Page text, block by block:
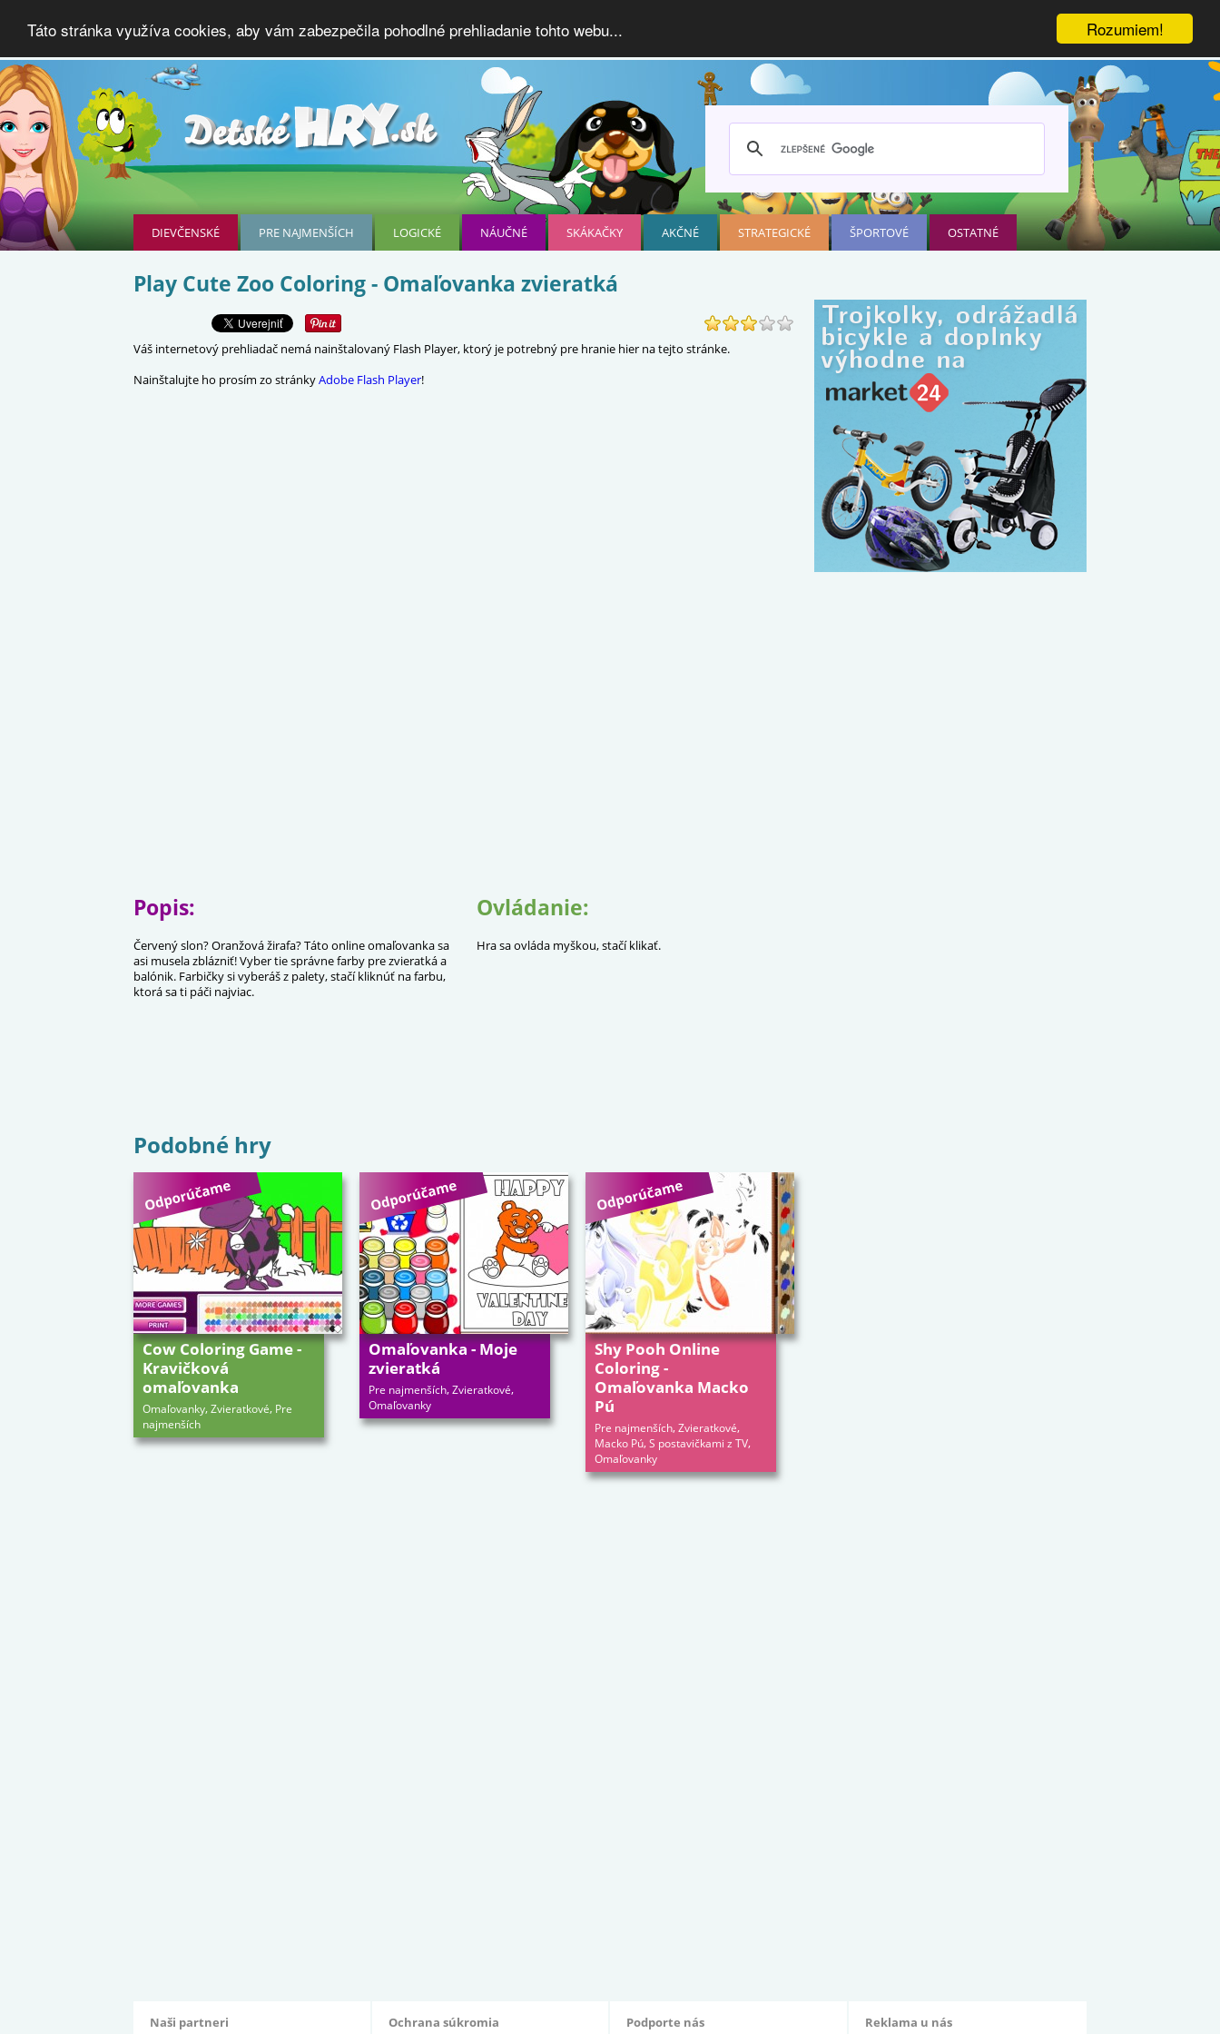
Rozumiem!
Táto stránka využíva cookies, aby vám zabezpečila pohodlné prehliadanie tohto webu...
DIEVČENSKÉ PRE NAJMENŠÍCH LOGICKÉ NÁUČNÉ SKÁKAČKY AKČNÉ STRATEGICKÉ ŠPORTOVÉ OSTATNÉ
Play Cute Zoo Coloring - Omaľovanka zvieratká
Váš internetový prehliadač nemá nainštalovaný Flash Player, ktorý je potrebný pre hranie hier na tejto stránke.
Nainštalujte ho prosím zo stránkyAdobe Flash Player!
Popis:
Červený slon? Oranžová žirafa? Táto online omaľovanka sa
asi musela zblázniť! Vyber tie správne farby pre zvieratká a
balónik. Farbičky si vyberáš z palety, stačí kliknúť na farbu,
ktorá sa ti páči najviac.
Ovládanie:
Hra sa ovláda myškou, stačí klikať.
Podobné hry
Cow Coloring Game -
Kravičková
omaľovanka
Omaľovanky,Zvieratkové, Pre
najmenších
Omaľovanka - Moje
zvieratká
Pre najmenších,Zvieratkové,
Omaľovanky
Shy Pooh Online
Coloring -
Omaľovanka Macko
Pú
Pre najmenších,Zvieratkové,
Macko Pú,S postavičkami z TV,
Omaľovanky
Naši partneri Ochrana súkromia Podporte nás Reklama u nás